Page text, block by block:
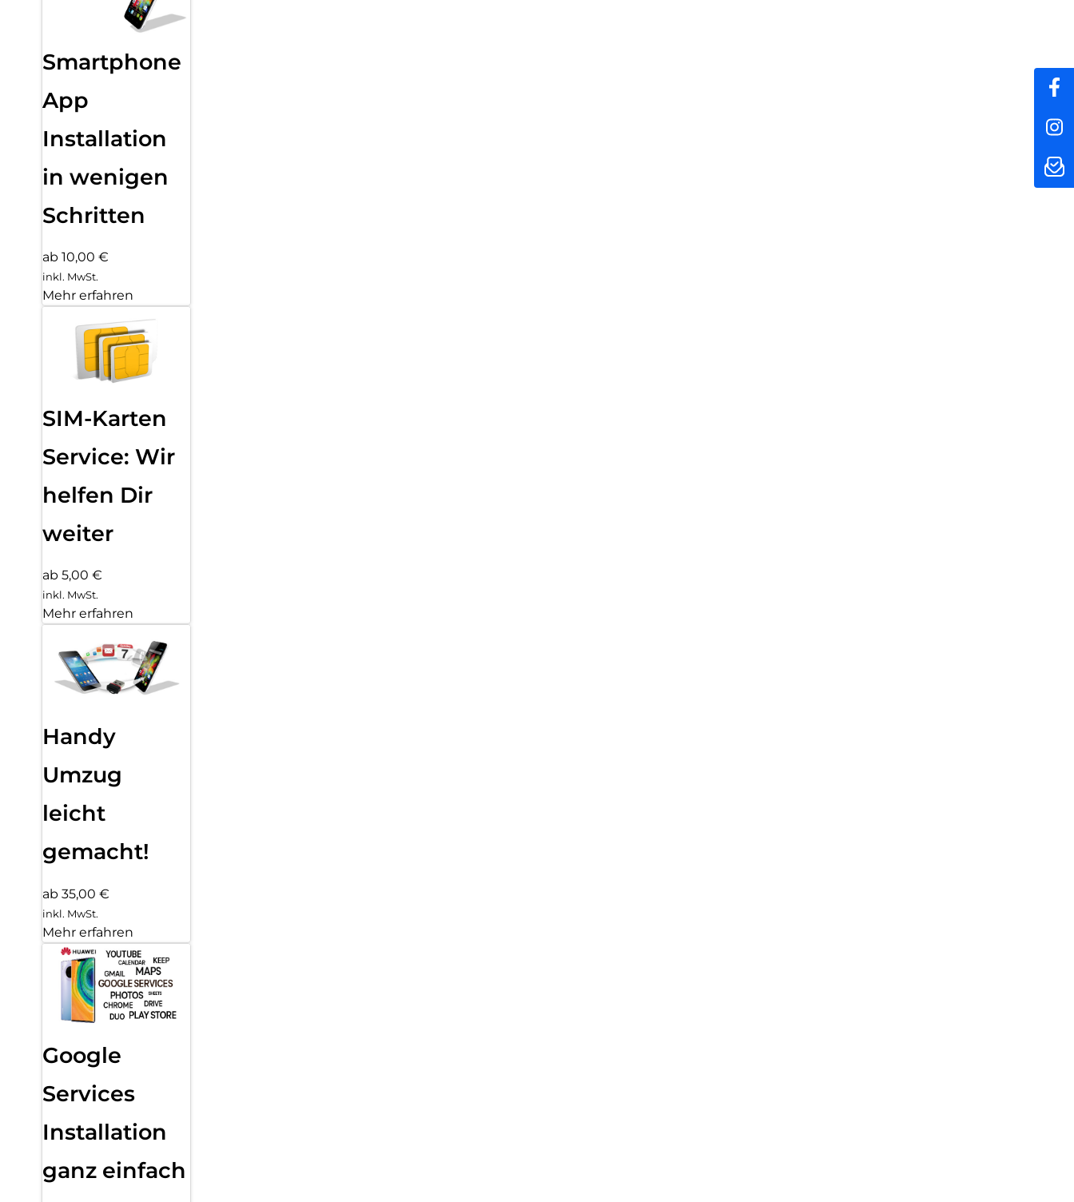
Smartphone
App
Installation
in wenigen
Schritten
ab 10,00 €
inkl. MwSt.
Mehr erfahren
SIM-Karten
Service: Wir
helfen Dir
weiter
ab 5,00 €
inkl. MwSt.
Mehr erfahren
Handy
Umzug
leicht
gemacht!
ab 35,00 €
inkl. MwSt.
Mehr erfahren
Google
Services
Installation
ganz einfach